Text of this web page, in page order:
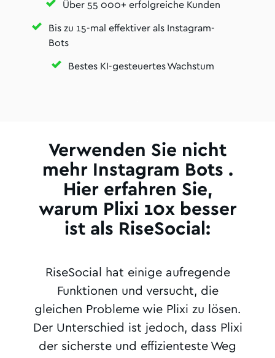
Über 55 000+ erfolgreiche Kunden
Bis zu 15-mal effektiver als Instagram-
Bots
Bestes KI-gesteuertes Wachstum
Verwenden Sie nicht
mehr Instagram Bots .
Hier erfahren Sie,
warum Plixi 10x besser
ist als RiseSocial:
RiseSocial hat einige aufregende
Funktionen und versucht, die
gleichen Probleme wie Plixi zu lösen.
Der Unterschied ist jedoch, dass Plixi
der sicherste und effizienteste Weg